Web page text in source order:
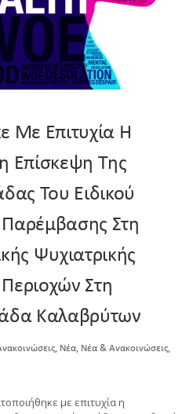
Με Επιτυχία Η
Επίσκεψη Της
Του Ειδικού
Παρέμβασης Στη
Ψυχιατρικής
Στη
Καλαβρύτων
Νέα Νέα & Ανακοινώσεις
με επιτυχία η